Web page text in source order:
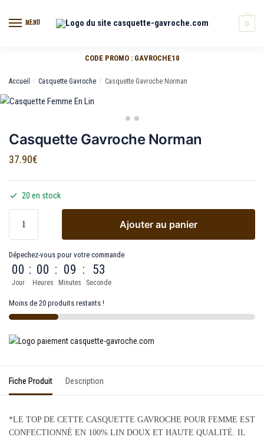
MENU 0
CODE PROMO : GAVROCHE10
Accueil / Casquette Gavroche / Casquette Gavroche Norman
Casquette Gavroche Norman
37.90€
20 en stock
Ajouter au panier
Dépechez-vous pour votre commande
00
Jour
: 00
Heures
: 09
Minutes
: 53
Seconde
Moins de 20 produits restants !
Fiche Produit Description
*LE TOP DE CETTE CASQUETTE GAVROCHE POUR FEMME EST
CONFECTIONNÉ EN 100% LIN DOUX ET HAUTE QUALITÉ. IL